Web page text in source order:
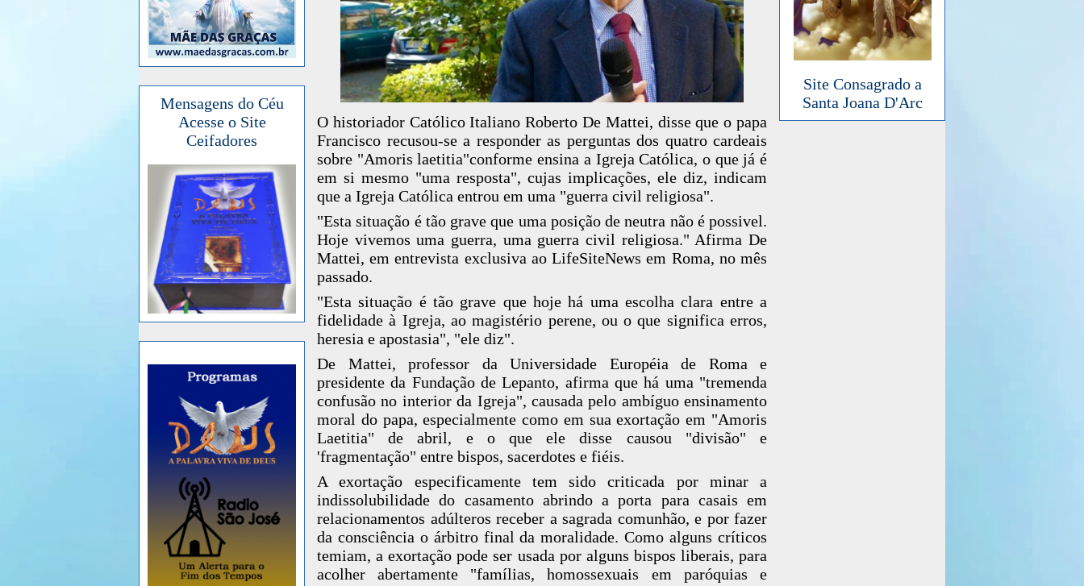
Mensagens do Céu
Acesse o Site
Ceifadores
O historiador Católico Italiano Roberto De Mattei, disse que o papa
Francisco recusou-se a responder as perguntas dos quatro cardeais
sobre "Amoris laetitia"conforme ensina a Igreja Católica, o que já é
em si mesmo "uma resposta", cujas implicações, ele diz, indicam
que a Igreja Católica entrou em uma "guerra civil religiosa".
"Esta situação é tão grave que uma posição de neutra não é possivel.
Hoje vivemos uma guerra, uma guerra civil religiosa." Afirma De
Mattei, em entrevista exclusiva ao LifeSiteNews em Roma, no mês
passado.
"Esta situação é tão grave que hoje há uma escolha clara entre a
fidelidade à Igreja, ao magistério perene, ou o que significa erros,
heresia e apostasia", "ele diz".
De Mattei, professor da Universidade Européia de Roma e
presidente da Fundação de Lepanto, afirma que há uma "tremenda
confusão no interior da Igreja", causada pelo ambíguo ensinamento
moral do papa, especialmente como em sua exortação em "Amoris
Laetitia" de abril, e o que ele disse causou "divisão" e
'fragmentação" entre bispos, sacerdotes e fiéis.
A exortação especificamente tem sido criticada por minar a
indissolubilidade do casamento abrindo a porta para casais em
relacionamentos adúlteros receber a sagrada comunhão, e por fazer
da consciência o árbitro final da moralidade. Como alguns críticos
temiam, a exortação pode ser usada por alguns bispos liberais, para
acolher abertamente "famílias, homossexuais em paróquias e
Site Consagrado a
Santa Joana D'Arc